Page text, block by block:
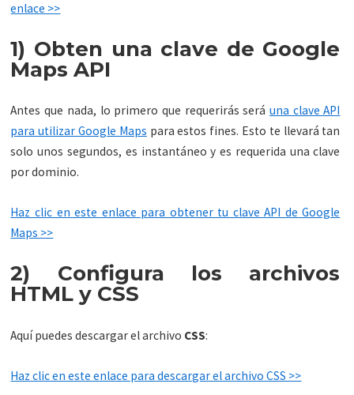
enlace >>
1) Obten una clave de Google
Maps API
Antes que nada, lo primero que requerirás será una clave API
para utilizar Google Maps para estos fines. Esto te llevará tan
solo unos segundos, es instantáneo y es requerida una clave
por dominio.
Haz clic en este enlace para obtener tu clave API de Google
Maps >>
2) Configura los archivos
HTML y CSS
Aquí puedes descargar el archivo CSS:
Haz clic en este enlace para descargar el archivo CSS >>